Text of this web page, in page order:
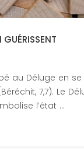
GUÉRISSENT
au Déluge en
7,7). Le
l’état ...